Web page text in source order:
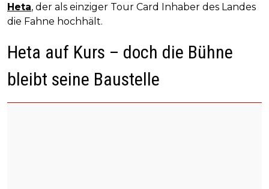
Heta, der als einziger Tour Card Inhaber des Landes
die Fahne hochhält.
Heta auf Kurs – doch die Bühne
bleibt seine Baustelle